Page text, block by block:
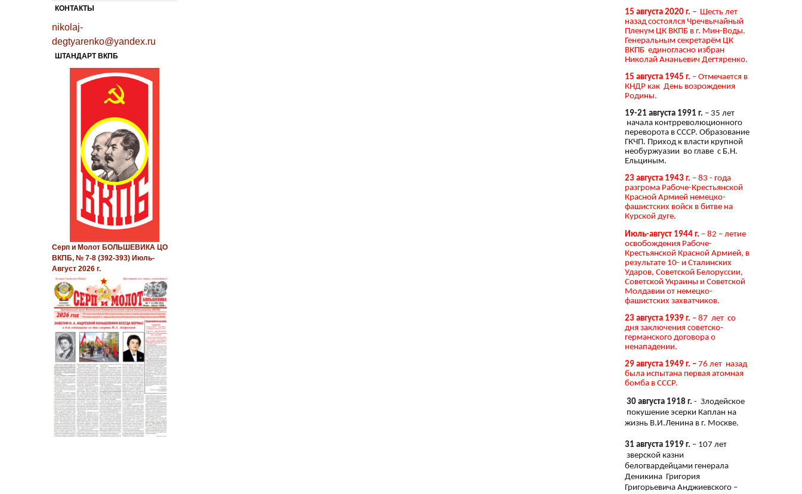
КОНТАКТЫ
nikolaj-
degtyarenko@yandex.ru
ШТАНДАРТ ВКПБ
Серп и Молот БОЛЬШЕВИКА ЦО
ВКПБ, № 7-8 (392-393) Июль-
Август 2026 г.
15 августа 2020 г. – Шесть лет
назад состоялся Чречвычайный
Пленум ЦК ВКПБ в г. Мин-Воды.
Генеральным секретарём ЦК
ВКПБ единогласно избран
Николай Ананьевич Дегтяренко.
15 августа 1945 г. – Отмечается в
КНДР как День возрождения
Родины.
19-21 августа 1991 г. – 35 лет
начала контрреволюционного
переворота в СССР. Образование
ГКЧП. Приход к власти крупной
необуржуазии во главе с Б.Н.
Ельциным.
23 августа 1943 г. – 83 - года
разгрома Рабоче-Крестьянской
Красной Армией немецко-
фашистских войск в битве на
Курской дуге.
Июль-август 1944 г. – 82 – летие
освобождения Рабоче-
Крестьянской Красной Армией, в
результате 10- и Сталинских
Ударов, Советской Белоруссии,
Советской Украины и Советской
Молдавии от немецко-
фашистских захватчиков.
23 августа 1939 г. – 87 лет со
дня заключения советско-
германского договора о
ненападении.
29 августа 1949 г. – 76 лет назад
была испытана первая атомная
бомба в СССР.
30 августа 1918 г. - Злодейское
покушение эсерки Каплан на
жизнь В.И.Ленина в г. Москве.
31 августа 1919 г. – 107 лет
зверской казни
белогвардейцами генерала
Деникина Григория
Григорьевича Анджиевского –